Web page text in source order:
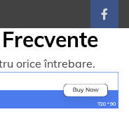
orice întrebare.